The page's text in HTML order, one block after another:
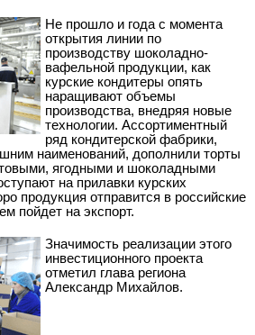
Не прошло и года с момента
открытия линии по
производству шоколадно-
вафельной продукции, как
курские кондитеры опять
наращивают объемы
производства, внедряя новые
технологии. Ассортиментный
ряд кондитерской фабрики,
наименований, дополнили торты
ягодными и шоколадными
на прилавки курских
продукция отправится в российские
пойдет на экспорт.
Значимость реализации этого
инвестиционного проекта
отметил глава региона
Александр Михайлов.